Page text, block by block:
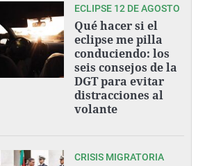
ECLIPSE 12 DE AGOSTO
Qué hacer si el
eclipse me pilla
conduciendo: los
seis consejos de la
DGT para evitar
distracciones al
volante
CRISIS MIGRATORIA